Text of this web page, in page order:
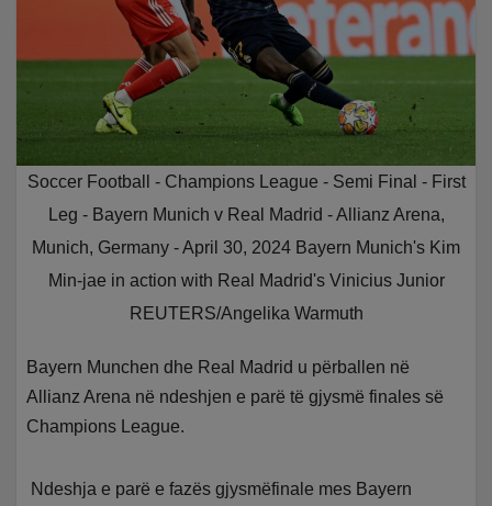
Soccer Football - Champions League - Semi Final - First
Leg - Bayern Munich v Real Madrid - Allianz Arena,
Munich, Germany - April 30, 2024 Bayern Munich's Kim
Min-jae in action with Real Madrid's Vinicius Junior
REUTERS/Angelika Warmuth
Bayern Munchen dhe Real Madrid u përballen në
Allianz Arena në ndeshjen e parë të gjysmë finales së
Champions League.
Ndeshja e parë e fazës gjysmëfinale mes Bayern